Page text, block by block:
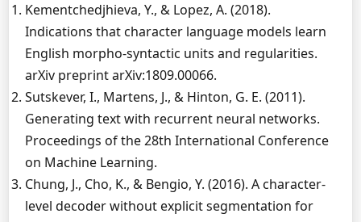
Kementchedjhieva, Y., & Lopez, A. (2018).
Indications that character language models learn
English morpho-syntactic units and regularities.
arXiv preprint arXiv:1809.00066.
Sutskever, I., Martens, J., & Hinton, G. E. (2011).
Generating text with recurrent neural networks.
Proceedings of the 28th International Conference
on Machine Learning.
Chung, J., Cho, K., & Bengio, Y. (2016). A character-
level decoder without explicit segmentation for